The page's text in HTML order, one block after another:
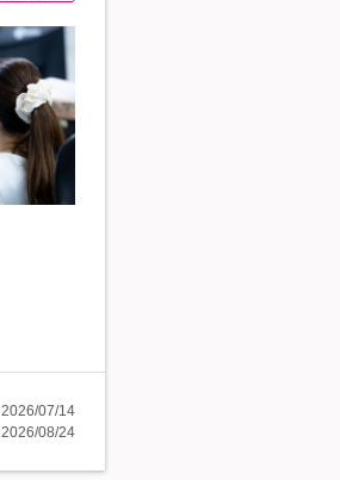
2026/07/14
2026/08/24